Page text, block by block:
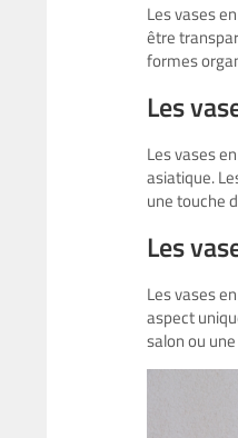
Les vases
être
formes
Les
Les vases
asiatique.
une touche
Les
Les vases
aspect
salon ou